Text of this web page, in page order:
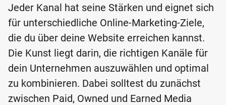
Jeder Kanal hat seine Stärken und eignet sich
für unterschiedliche Online-Marketing-Ziele,
die du über deine Website erreichen kannst.
Die Kunst liegt darin, die richtigen Kanäle für
dein Unternehmen auszuwählen und optimal
zu kombinieren. Dabei solltest du zunächst
zwischen Paid, Owned und Earned Media